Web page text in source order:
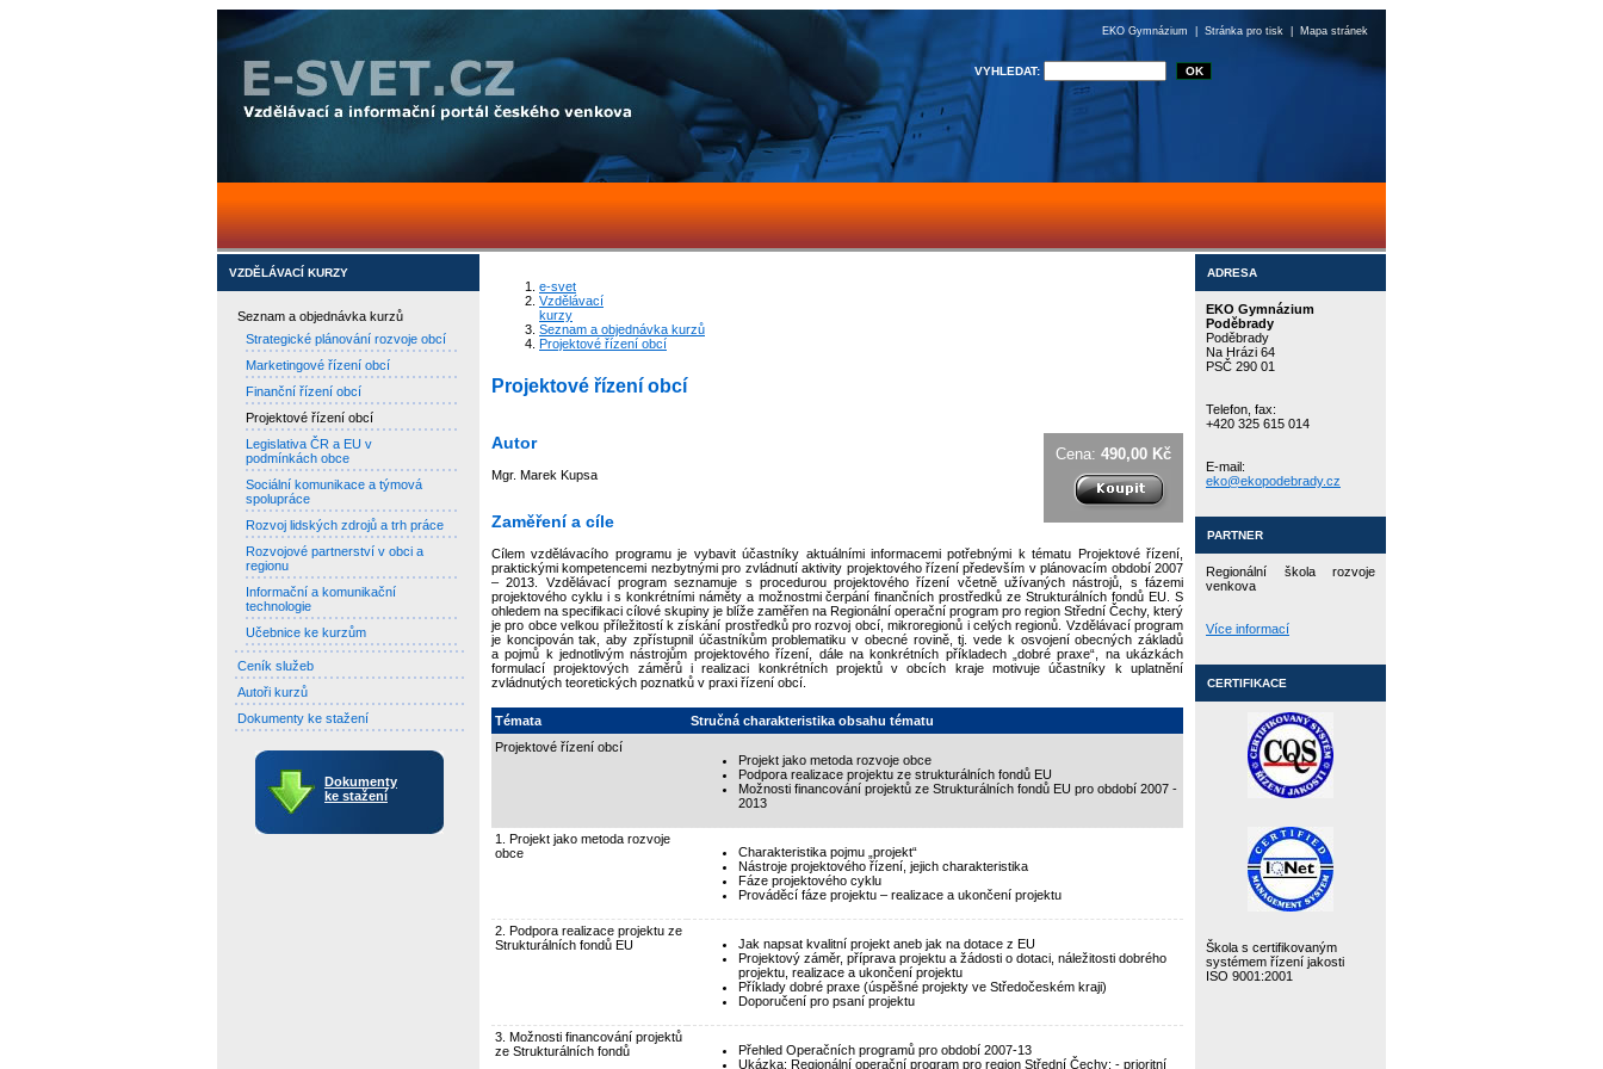
EKO Gymnázium Stránka pro tisk Mapa stránek
VYHLEDAT:
VZDĚLÁVACÍ KURZY
Seznam a objednávka kurzů
Strategické plánování rozvoje obcí
Marketingové řízení obcí
Finanční řízení obcí
Projektové řízení obcí
Legislativa ČR a EU v
podmínkách obce
Sociální komunikace a týmová
spolupráce
Rozvoj lidských zdrojů a trh práce
Rozvojové partnerství v obci a
regionu
Informační a komunikační
technologie
Učebnice ke kurzům
Ceník služeb
Autoři kurzů
Dokumenty ke stažení
Dokumenty
ke stažení
e-svet
Vzdělávací
kurzy
Seznam a objednávka kurzů
Projektové řízení obcí
Projektové řízení obcí
Cena: 490,00 Kč
Autor
Mgr. Marek Kupsa
Zaměření a cíle
Cílem vzdělávacího programu je vybavit účastníky aktuálními informacemi potřebnými k tématu Projektové řízení,
praktickými kompetencemi nezbytnými pro zvládnutí aktivity projektového řízení především v plánovacím období 2007
– 2013. Vzdělávací program seznamuje s procedurou projektového řízení včetně užívaných nástrojů, s fázemi
projektového cyklu i s konkrétními náměty a možnostmi čerpání finančních prostředků ze Strukturálních fondů EU. S
ohledem na specifikaci cílové skupiny je blíže zaměřen na Regionální operační program pro region Střední Čechy, který
je pro obce velkou příležitostí k získání prostředků pro rozvoj obcí, mikroregionů i celých regionů. Vzdělávací program
je koncipován tak, aby zpřístupnil účastníkům problematiku v obecné rovině, tj. vede k osvojení obecných základů
a pojmů k jednotlivým nástrojům projektového řízení, dále na konkrétních příkladech „dobré praxe“, na ukázkách
formulací projektových záměrů i realizaci konkrétních projektů v obcích kraje motivuje účastníky k uplatnění
zvládnutých teoretických poznatků v praxi řízení obcí.
Témata
Stručná charakteristika obsahu tématu
Projektové řízení obcí
Projekt jako metoda rozvoje obce
Podpora realizace projektu ze strukturálních fondů EU
Možnosti financování projektů ze Strukturálních fondů EU pro období 2007 -
2013
1. Projekt jako metoda rozvoje
obce
Charakteristika pojmu „projekt“
Nástroje projektového řízení, jejich charakteristika
Fáze projektového cyklu
Prováděcí fáze projektu – realizace a ukončení projektu
2. Podpora realizace projektu ze
Strukturálních fondů EU
Jak napsat kvalitní projekt aneb jak na dotace z EU
Projektový záměr, příprava projektu a žádosti o dotaci, náležitosti dobrého
projektu, realizace a ukončení projektu
Příklady dobré praxe (úspěšné projekty ve Středočeském kraji)
Doporučení pro psaní projektu
3. Možnosti financování projektů
ze Strukturálních fondů
Přehled Operačních programů pro období 2007-13
Ukázka: Regionální operační program pro region Střední Čechy; - prioritní
ADRESA
EKO Gymnázium
Poděbrady
Poděbrady
Na Hrázi 64
PSČ 290 01
Telefon, fax:
+420 325 615 014
E-mail:
eko@ekopodebrady.cz
PARTNER
Regionální škola rozvoje
venkova
Více informací
CERTIFIKACE
Škola s certifikovaným
systémem řízení jakosti
ISO 9001:2001